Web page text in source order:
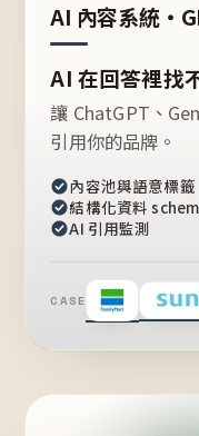
AI 內容系統・
AI 在回答裡找
讓 ChatGPT、
引用你的品牌。
內容池與語意標籤
結構化資料
AI 引用監測
CASE